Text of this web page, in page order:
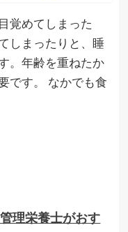
覚めてしまった
しまったりと、睡
。年齢を重ねたか
です。 なかでも食
理栄養士がおす